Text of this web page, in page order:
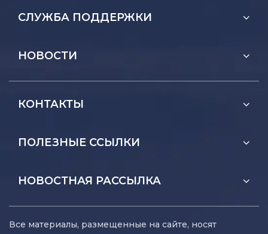
СЛУЖБА ПОДДЕРЖКИ
НОВОСТИ
КОНТАКТЫ
ПОЛЕЗНЫЕ ССЫЛКИ
НОВОСТНАЯ РАССЫЛКА
Все материалы, размещенные на сайте, носят